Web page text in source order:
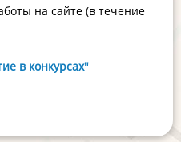
на сайте (в течение
в конкурсах"